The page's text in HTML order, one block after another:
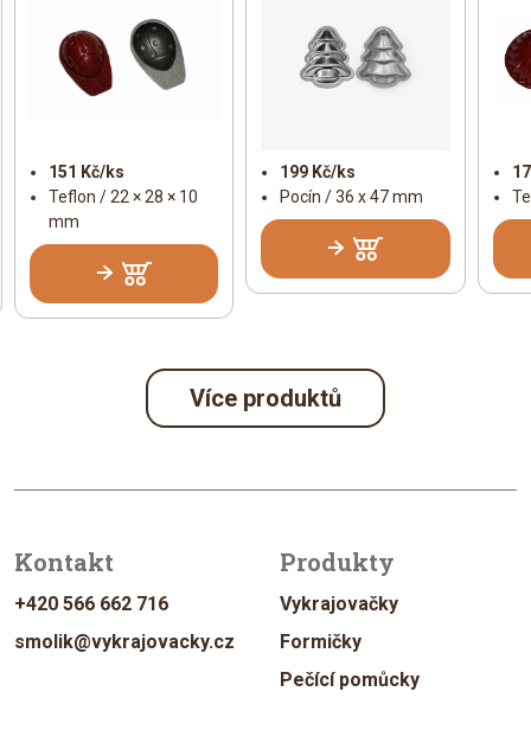
151 Kč/ks
Teflon / 22 × 28 × 10
mm
199 Kč/ks
Pocín / 36 x 47 mm
Více produktů
Kontakt
+420 566 662 716
smolik@vykrajovacky.cz
Produkty
Vykrajovačky
Formičky
Pečící pomůcky